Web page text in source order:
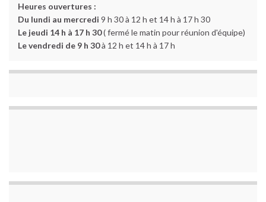
Heures ouvertures :
Du lundi au mercredi 9 h 30 à 12 h et 14 h à 17 h 30
Le jeudi 14 h à 17 h 30( fermé le matin pour réunion d'équipe)
Le vendredi de 9 h 30à 12 h et 14 h à 17 h